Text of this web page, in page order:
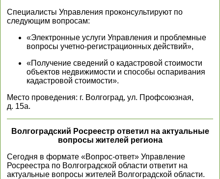
Специалисты Управления проконсультируют по
следующим вопросам:
«Электронные услуги Управления и проблемные
вопросы учетно-регистрационных действий»,
«Получение сведений о кадастровой стоимости
объектов недвижимости и способы оспаривания
кадастровой стоимости».
Место проведения: г. Волгоград, ул. Профсоюзная,
д. 15а.
Волгоградский Росреестр ответил на актуальные
вопросы жителей региона
Сегодня в формате «Вопрос-ответ» Управление
Росреестра по Волгоградской области ответит на
актуальные вопросы жителей Волгоградской области.